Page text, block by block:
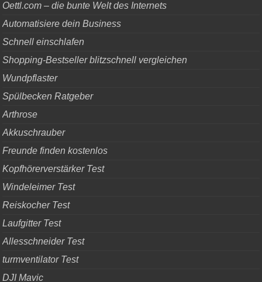
Oettl.com – die bunte Welt des Internets
Automatisiere dein Business
Schnell einschlafen
Shopping-Bestseller blitzschnell vergleichen
Wundpflaster
Spülbecken Ratgeber
Arthrose
Akkuschrauber
Freunde finden kostenlos
Kopfhörerverstärker Test
Windeleimer Test
Reiskocher Test
Laufgitter Test
Allesschneider Test
turmventilator Test
DJI Mavic